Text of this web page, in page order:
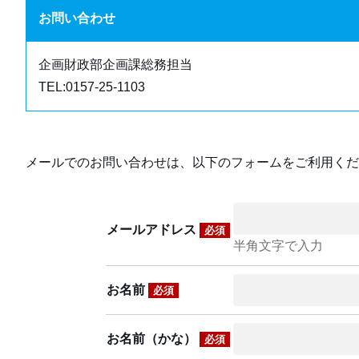
お問い合わせ
企画財政部企画課総務担当
TEL:0157-25-1103
メールでのお問い合わせは、以下のフォームをご利用く
メールアドレス 必須
半角文字で入力
お名前 必須
お名前（かな） 必須